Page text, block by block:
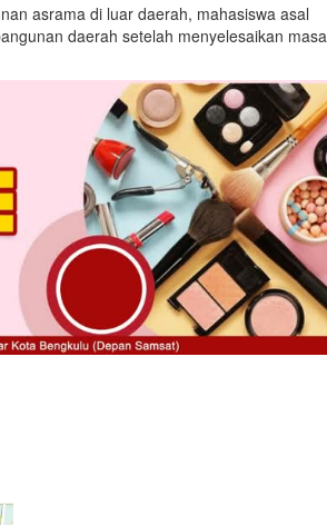
asrama di luar daerah, mahasiswa asal
daerah setelah menyelesaikan masa